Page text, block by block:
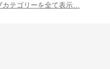
カテゴリーを全て表示…